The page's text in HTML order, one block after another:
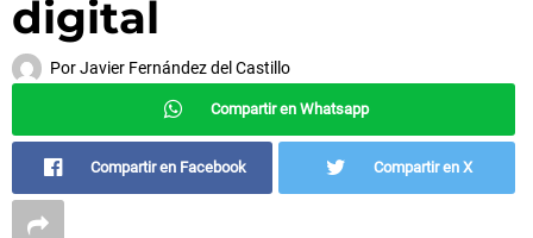
digital
PorJavier Fernández del Castillo
Compartir en Whatsapp
Compartir en Facebook Compartir en X